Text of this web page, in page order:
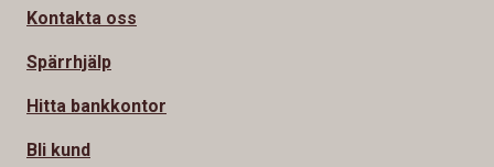
Kontakta oss
Spärrhjälp
Hitta bankkontor
Bli kund